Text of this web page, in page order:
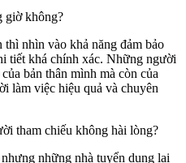
giờ không?
nhìn vào khả năng đảm bảo
tiết khá chính xác. Những người
bản thân mình mà còn của
làm việc hiệu quả và chuyên
tham chiếu không hài lòng?
những nhà tuyển dụng lại